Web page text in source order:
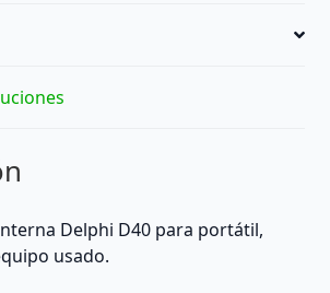
Delphi D40 para portátil,
usado.